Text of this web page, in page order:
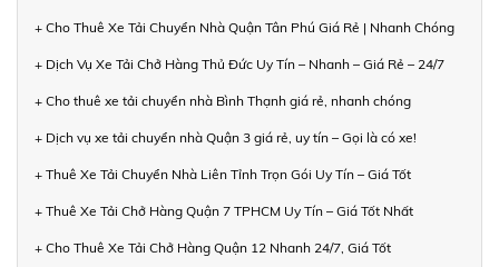
+ Cho Thuê Xe Tải Chuyển Nhà Quận Tân Phú Giá Rẻ | Nhanh Chóng
+ Dịch Vụ Xe Tải Chở Hàng Thủ Đức Uy Tín – Nhanh – Giá Rẻ – 24/7
+ Cho thuê xe tải chuyển nhà Bình Thạnh giá rẻ, nhanh chóng
+ Dịch vụ xe tải chuyển nhà Quận 3 giá rẻ, uy tín – Gọi là có xe!
+ Thuê Xe Tải Chuyển Nhà Liên Tỉnh Trọn Gói Uy Tín – Giá Tốt
+ Thuê Xe Tải Chở Hàng Quận 7 TPHCM Uy Tín – Giá Tốt Nhất
+ Cho Thuê Xe Tải Chở Hàng Quận 12 Nhanh 24/7, Giá Tốt